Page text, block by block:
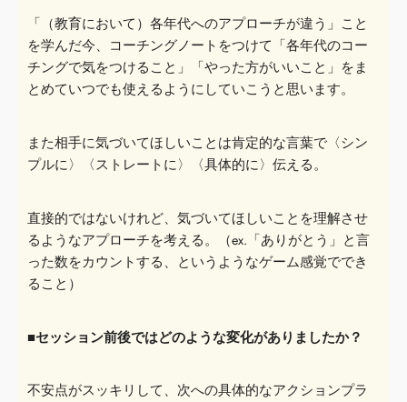
「（教育において）各年代へのアプローチが違う」こと
を学んだ今、コーチングノートをつけて「各年代のコー
チングで気をつけること」「やった方がいいこ と」をま
とめていつでも使えるようにしていこうと思います。
また相手に気づいてほしいことは肯定的な言葉で〈シン
プルに〉 〈ストレート に〉 〈具体的に〉 伝える。
直接的ではないけれど、気づいてほしいことを理解させ
るようなアプローチを考える。（ex.「ありがとう」と言
った数をカウントする、というようなゲーム感覚ででき
ること）
■セッション前後ではどのような変化がありましたか？
不安点がスッキリして、次への具体的なアクションプラ